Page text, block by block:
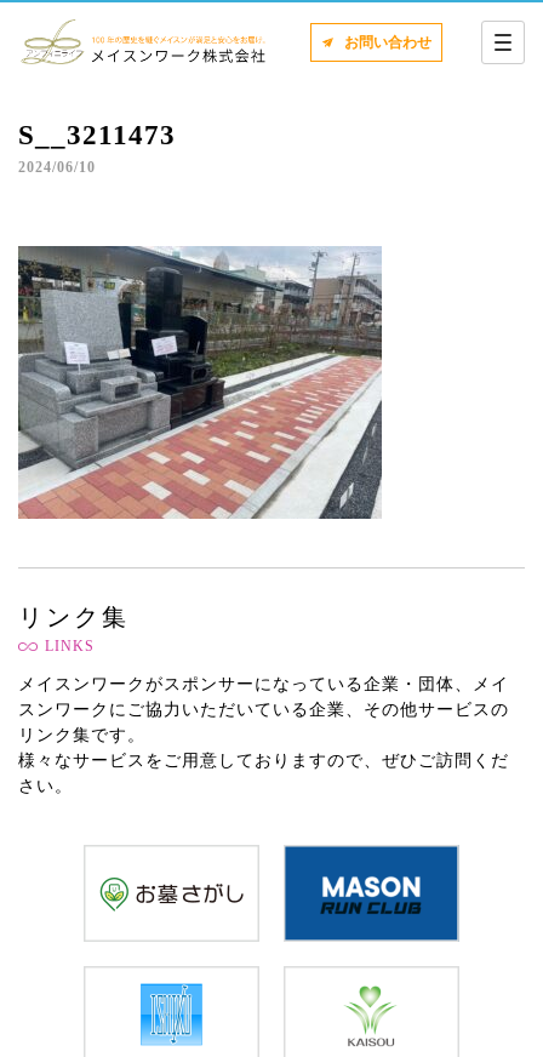
お問い合わせ
S__3211473
2024/06/10
リンク集
LINKS
メイスンワークがスポンサーになっている企業・団体、メイ
スンワークにご協力いただいている企業、その他サービスの
リンク集です。
様々なサービスをご用意しておりますので、ぜひご訪問くだ
さい。